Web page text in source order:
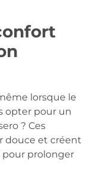
lorsque le
opter pour un
? Ces
douce et créent
pour prolonger